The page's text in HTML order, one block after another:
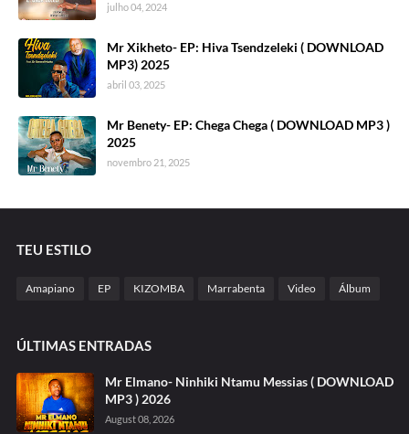
julho 04, 2024
Mr Xikheto- EP: Hiva Tsendzeleki ( DOWNLOAD
MP3) 2025
abril 03, 2025
Mr Benety- EP: Chega Chega ( DOWNLOAD MP3 )
2025
novembro 21, 2025
TEU ESTILO
Amapiano EP KIZOMBA Marrabenta Video Álbum
ÚLTIMAS ENTRADAS
Mr Elmano- Ninhiki Ntamu Messias ( DOWNLOAD
MP3 ) 2026
August 08, 2026